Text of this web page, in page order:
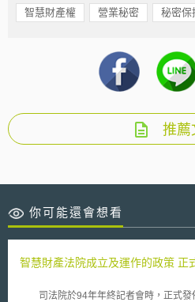
智慧財產權 營業秘密 秘密保
推薦
你可能還會想看
智慧財產法院成立及運作的政策 正
司法院於94年年終記者會時，正式發